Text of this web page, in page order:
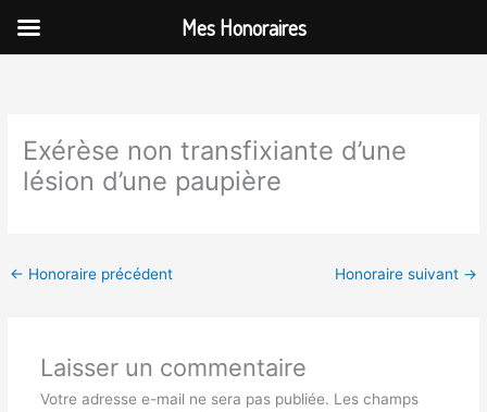
contenu
Exérèse non transfixiante d’une
lésion d’une paupière
← Honoraire précédent Honoraire suivant →
Laisser un commentaire
Votre adresse e-mail ne sera pas publiée. Les champs
Mes Honoraires